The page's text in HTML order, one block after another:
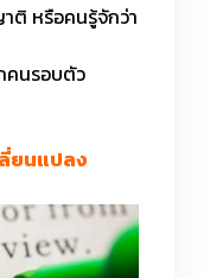
ติ หรือคนรู้จักว่า
คนรอบตัว
ยนแปลง